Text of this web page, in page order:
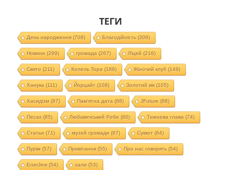
ТЕГИ
День народження(708) Благодійність (308)
Новини (299) громада (267) Ліцей (216)
Свято (211) Колель Тора (188) Жіночий клуб (149)
Ханука (111) Йорцайт (108) Золотий вік(105)
Хасидізм (97) Пам'ятна дата (88) JFuture (88)
Песах(85) Любавичський Ребе (80) Тижнева глава (74)
Статьи (71) музей громади (67) Суккот (64)
Пурім (57) Привітання(55) Про нас говорять (54)
EnerJew(54) хали (53)